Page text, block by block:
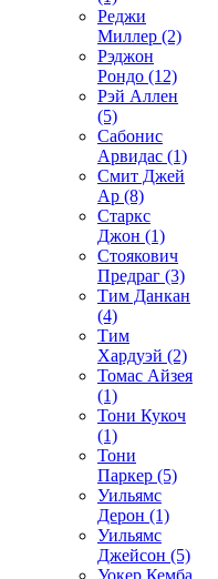
Реджи
Миллер (2)
Рэджон
Рондо (12)
Рэй Аллен
(5)
Сабонис
Арвидас (1)
Смит Джей
Ар (8)
Старкс
Джон (1)
Стоякович
Предраг (3)
Тим Данкан
(4)
Тим
Хардуэй (2)
Томас Айзея
(1)
Тони Кукоч
(1)
Тони
Паркер (5)
Уильямс
Дерон (1)
Уильямс
Джейсон (5)
Уокер Кемба